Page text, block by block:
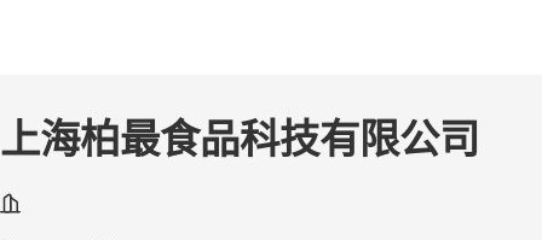
上海柏最食品科技有限公司